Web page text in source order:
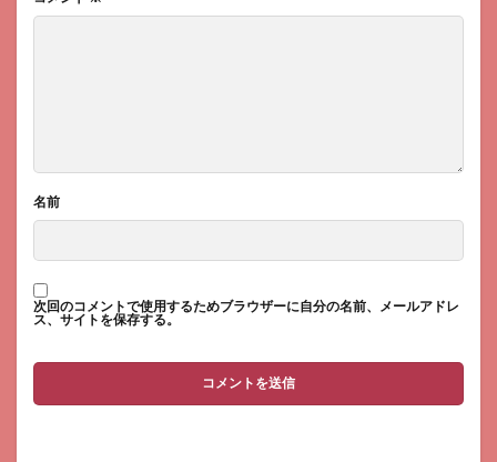
名前
次回のコメントで使用するためブラウザーに自分の名前、メールアドレ
ス、サイトを保存する。